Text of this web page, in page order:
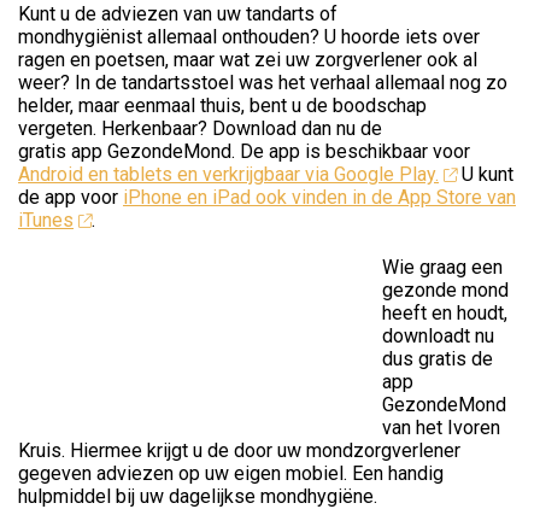
Kunt u de adviezen van uw tandarts of
mondhygiënist allemaal onthouden? U hoorde iets over
ragen en poetsen, maar wat zei uw zorgverlener ook al
weer? In de tandartsstoel was het verhaal allemaal nog zo
helder, maar eenmaal thuis, bent u de boodschap
vergeten. Herkenbaar? Download dan nu de
gratis app GezondeMond. De app is beschikbaar voor
Android en tablets en verkrijgbaar via Google Play.
U kunt
de app voor iPhone en iPad ook vinden in de App Store van
iTunes
.
Wie graag een
gezonde mond
heeft en houdt,
downloadt nu
dus gratis de
app
GezondeMond
van het Ivoren
Kruis. Hiermee krijgt u de door uw mondzorgverlener
gegeven adviezen op uw eigen mobiel. Een handig
hulpmiddel bij uw dagelijkse mondhygiëne.